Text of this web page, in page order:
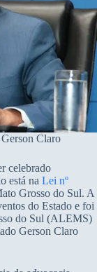
Claro
celebrado
está na Lei nº
Grosso do Sul. A
do Estado e foi
do Sul (ALEMS)
Gerson Claro